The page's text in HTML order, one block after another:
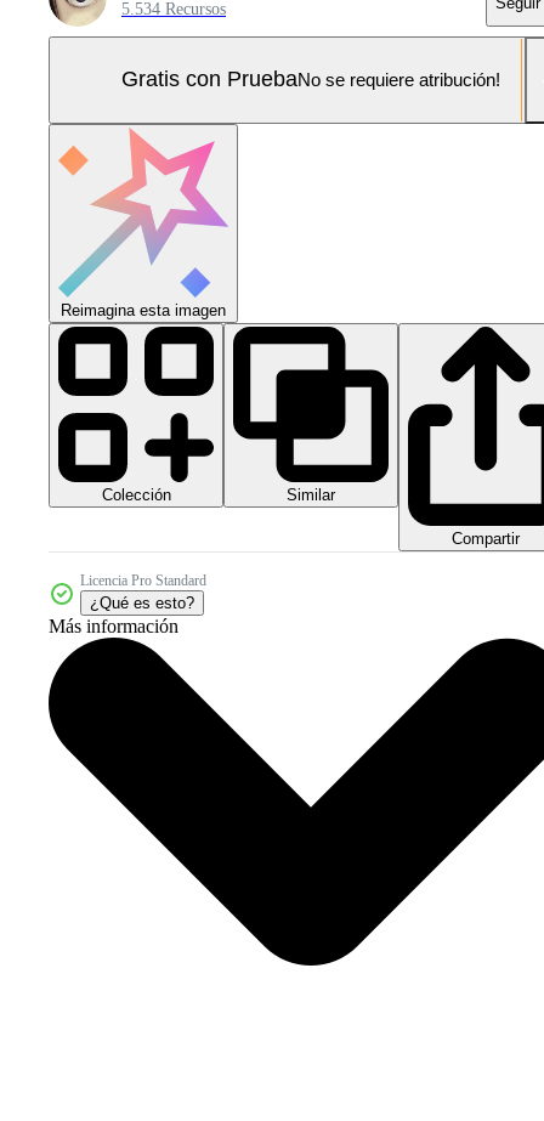
5.534 Recursos
Gratis con PruebaNo se requiere atribución!
Reimagina esta imagen
Colección Similar
Compartir
Licencia Pro Standard
¿Qué es esto?
Más información